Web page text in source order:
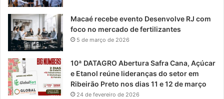
Macaé recebe evento Desenvolve RJ com
foco no mercado de fertilizantes
5 de março de 2026
10ª DATAGRO Abertura Safra Cana, Açúcar
e Etanol reúne lideranças do setor em
Ribeirão Preto nos dias 11 e 12 de março
24 de fevereiro de 2026